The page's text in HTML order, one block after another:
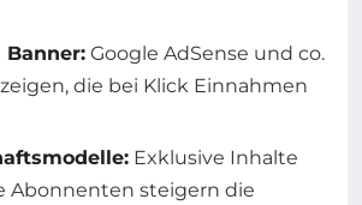
Banner: Google AdSense und co.
die bei Klick Einnahmen
Exklusive Inhalte
Abonnenten steigern die